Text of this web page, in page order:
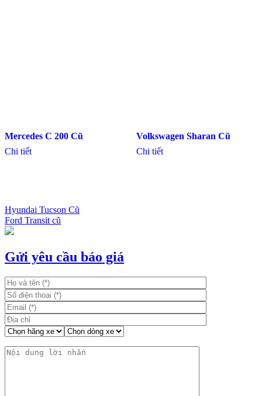
Mercedes C 200 Cũ
Chi tiết
Volkswagen Sharan Cũ
Chi tiết
Điều
hướng
bài
Hyundai Tucson Cũ
Ford Transit cũ
Gửi yêu cầu báo giá